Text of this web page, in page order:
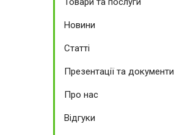
Новини
Статті
Презентації та документи
Про нас
Відгуки